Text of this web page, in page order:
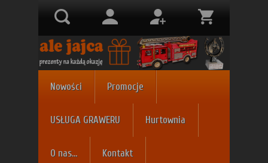
Nowości Promocje
USŁUGA GRAWERU Hurtownia
O nas... Kontakt